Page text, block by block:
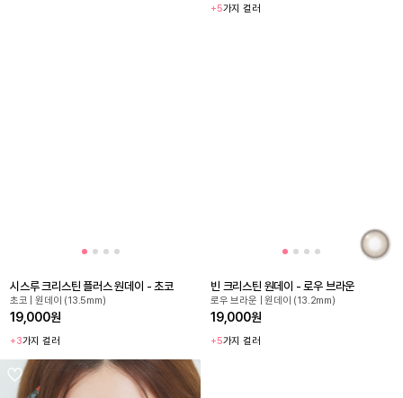
+5가지 컬러
시스루 크리스틴 플러스 원데이 - 초코
초코 | 원데이 (13.5mm)
19,000원
+3가지 컬러
빈 크리스틴 원데이 - 로우 브라운
로우 브라운 | 원데이 (13.2mm)
19,000원
+5가지 컬러